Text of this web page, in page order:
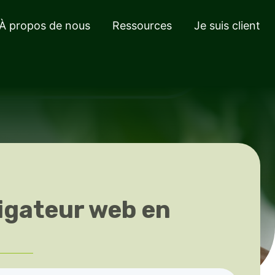
À propos de nous Ressources Je suis client
web en